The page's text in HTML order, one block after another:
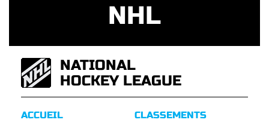
NHL
NATIONAL
HOCKEY LEAGUE
ACCUEIL
CLASSEMENTS